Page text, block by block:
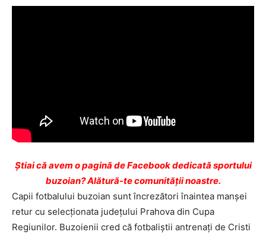
Ştiai că avem o pagină de Facebook dedicată sportului
buzoian? Alătură-te comunității noastre.
Capii fotbalului buzoian sunt încrezători înaintea manşei
retur cu selecţionata judeţului Prahova din Cupa
Regiunilor. Buzoienii cred că fotbaliştii antrenaţi de Cristi